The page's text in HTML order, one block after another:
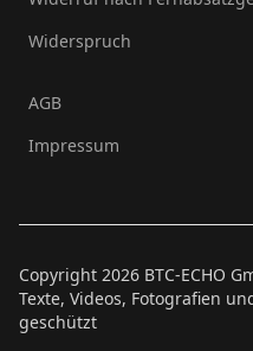
Widerspruch
AGB
Impressum
Copyright 2026 BTC-ECHO
Texte, Videos, Fotografien
geschützt